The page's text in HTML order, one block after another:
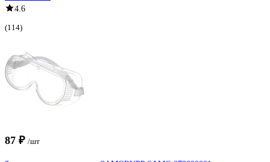
4.6
(114)
87 ₽ /шт